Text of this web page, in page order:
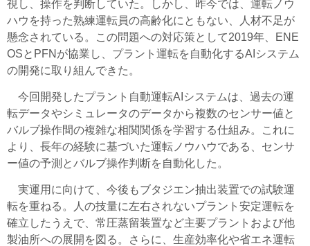
視し、操作を判断していた。しかし、昨今では、運転ノウ
ハウを持った熟練運転員の高齢化にともない、人材不足が
懸念されている。この問題への対応策として2019年、ENE
OSとPFNが協業し、プラント運転を自動化するAIシステム
の開発に取り組んできた。
今回開発したプラント自動運転AIシステムは、過去の運
転データやシミュレータのデータから複数のセンサー値と
バルブ操作間の複雑な相関関係を学習する仕組み。これに
より、長年の経験に基づいた運転ノウハウである、センサ
ー値の予測とバルブ操作判断を自動化した。
実運用に向けて、今後もブタジエン抽出装置での試験運
転を重ねる。人の技量に左右されないプラント安定運転を
確立したうえで、常圧蒸留装置など主要プラントおよび他
製油所への展開を図る。さらに、生産効率化や省エネ運転